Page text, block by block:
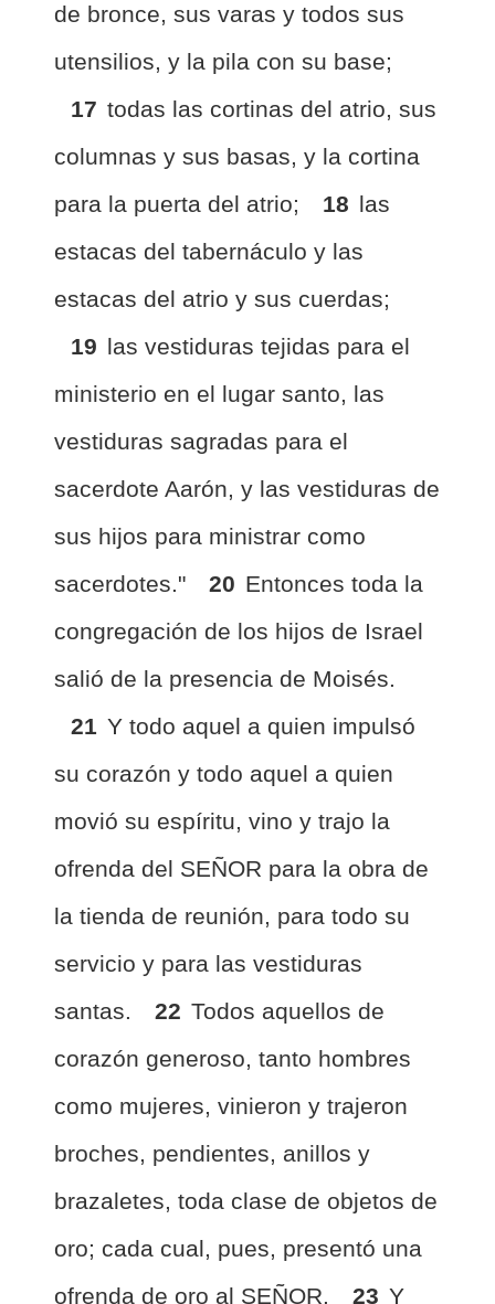
de bronce, sus varas y todos sus
utensilios, y la pila con su base;
17 todas las cortinas del atrio, sus
columnas y sus basas, y la cortina
para la puerta del atrio;
18 las
estacas del tabernáculo y las
estacas del atrio y sus cuerdas;
19 las vestiduras tejidas para el
ministerio en el lugar santo, las
vestiduras sagradas para el
sacerdote Aarón, y las vestiduras de
sus hijos para ministrar como
sacerdotes."
20 Entonces toda la
congregación de los hijos de Israel
salió de la presencia de Moisés.
21 Y todo aquel a quien impulsó
su corazón y todo aquel a quien
movió su espíritu, vino y trajo la
ofrenda del SEÑOR para la obra de
la tienda de reunión, para todo su
servicio y para las vestiduras
santas.
22 Todos aquellos de
corazón generoso, tanto hombres
como mujeres, vinieron y trajeron
broches, pendientes, anillos y
brazaletes, toda clase de objetos de
oro; cada cual, pues, presentó una
ofrenda de oro al SEÑOR.
23 Y